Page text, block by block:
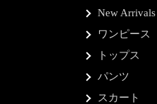
New Arrivals
ワンピース
トップス
パンツ
スカート